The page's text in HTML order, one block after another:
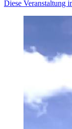
Diese Veranstaltung